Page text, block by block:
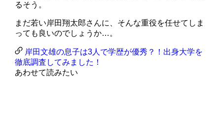
るそう。
まだ若い岸田翔太郎さんに、そんな重役を任せてしま
っても良いのでしょうか…。
岸田文雄の息子は3人で学歴が優秀？！出身大学を
徹底調査してみました！
あわせて読みたい